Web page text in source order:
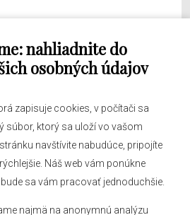
nahliadnite do
osobných údajov
zapisuje cookies, v počítači sa
súbor, ktorý sa uloží vo vašom
navštívite nabudúce, pripojíte
Náš web vám ponúkne
sa vám pracovať jednoduchšie.
najmä na anonymnú analýzu